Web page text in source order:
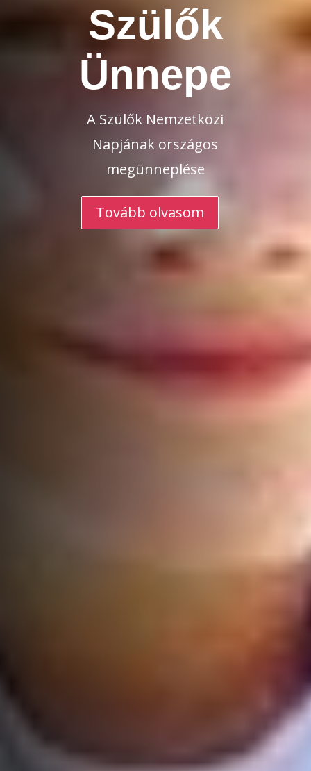
Szülők
Ünnepe
A Szülők Nemzetközi
Napjának országos
megünneplése
Tovább olvasom